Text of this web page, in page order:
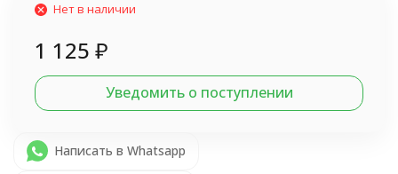
Нет в наличии
1 125 ₽
Уведомить о поступлении
Написать в Whatsapp